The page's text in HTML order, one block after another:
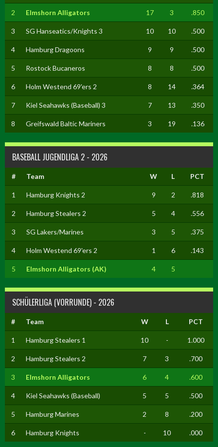
2 Elmshorn Alligators 17 3 .850
3 SG Hanseatics/Knights 3 10 10 .500
4 Hamburg Dragoons 9 9 .500
5 Rostock Bucaneros 8 8 .500
6 Holm Westend 69'ers 2 8 14 .364
7 Kiel Seahawks (Baseball) 3 7 13 .350
8 Greifswald Baltic Mariners 3 19 .136
BASEBALL JUGENDLIGA 2 - 2026
# Team W L PCT
1 Hamburg Knights 2 9 2 .818
2 Hamburg Stealers 2 5 4 .556
3 SG Lakers/Marines 3 5 .375
4 Holm Westend 69'ers 2 1 6 .143
5 Elmshorn Alligators (AK) 4 5
SCHÜLERLIGA (VORRUNDE) - 2026
# Team W L PCT
1 Hamburg Stealers 1 10 - 1.000
2 Hamburg Stealers 2 7 3 .700
3 Elmshorn Alligators 6 4 .600
4 Kiel Seahawks (Baseball) 5 5 .500
5 Hamburg Marines 2 8 .200
6 Hamburg Knights - 10 .000